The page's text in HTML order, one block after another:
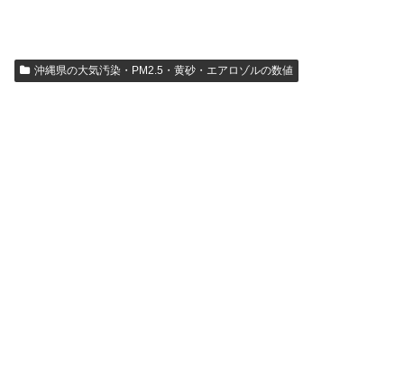
沖縄県の大気汚染・PM2.5・黄砂・エアロゾルの数値